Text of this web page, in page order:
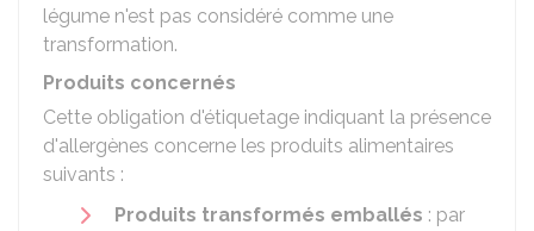
légume n'est pas considéré comme une
transformation.
Produits concernés
Cette obligation d'étiquetage indiquant la présence
d'allergènes concerne les produits alimentaires
suivants :
Produits transformés emballés : par